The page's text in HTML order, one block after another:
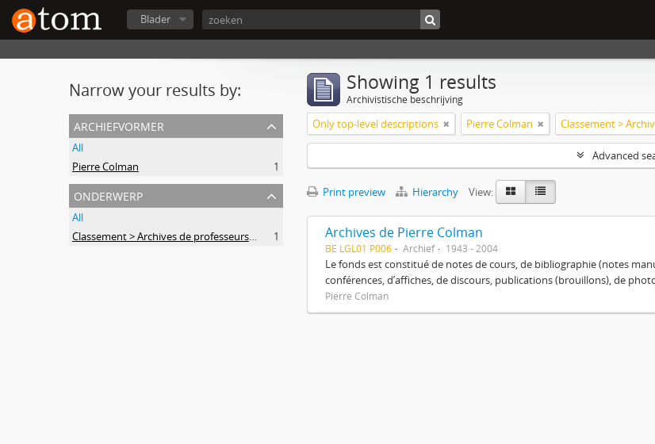
Blader
Narrow your results by:
archiefvormer
All
Pierre Colman
1
onderwerp
All
Classement > Archives de professeurs et chercheurs
1
Showing 1 results
Archivistische beschrijving
Only top-level descriptions Pierre Colman
Advanced
Print preview Hierarchy View:
Archives de Pierre Colman
BE LGL01 P006 Archief 1943 - 2004
Le fonds est constitué de notes de cours, de bibliographie (notes
conférences, d’affiches, de discours, publications (brouillons), de
Pierre Colman